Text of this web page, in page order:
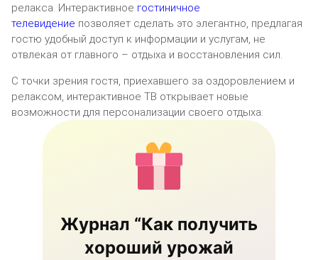
релакса. Интерактивное гостиничное
телевидение позволяет сделать это элегантно, предлагая
гостю удобный доступ к информации и услугам, не
отвлекая от главного – отдыха и восстановления сил.
С точки зрения гостя, приехавшего за оздоровлением и
релаксом, интерактивное ТВ открывает новые
возможности для персонализации своего отдыха:
Журнал “Как получить
хороший урожай